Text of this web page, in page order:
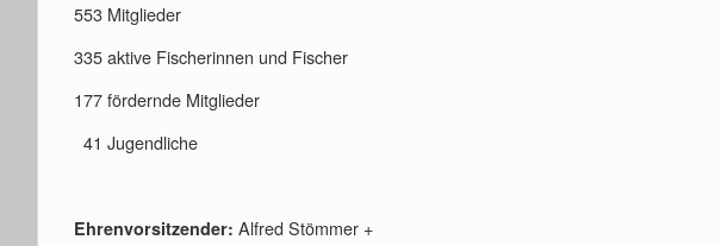
553 Mitglieder
335 aktive Fischerinnen und Fischer
177 fördernde Mitglieder
41 Jugendliche
Ehrenvorsitzender: Alfred Stömmer +